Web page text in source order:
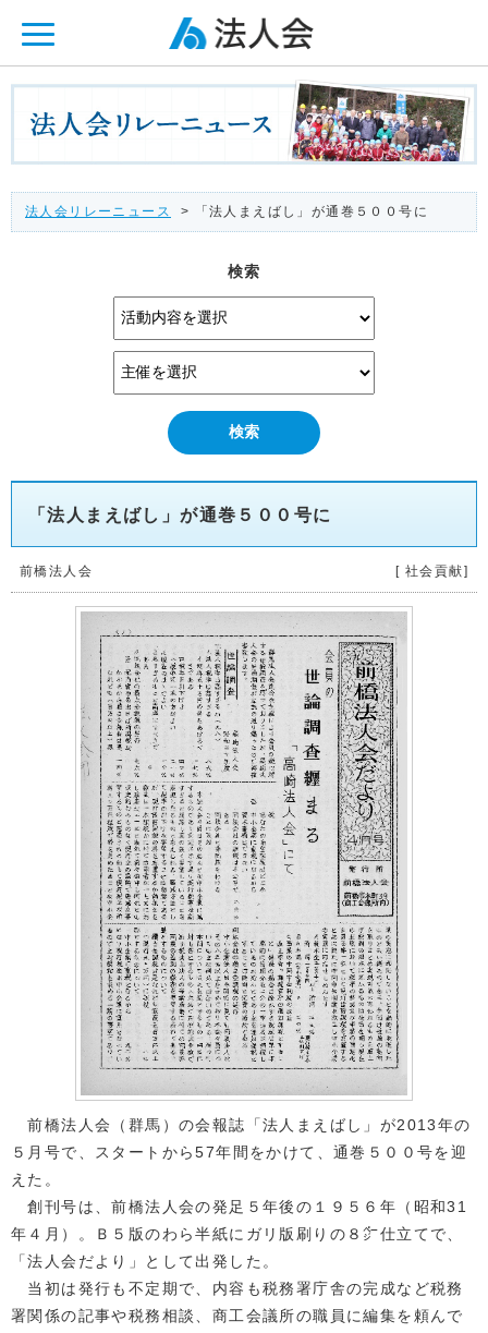
法人会リレーニュース > 「法人まえばし」が通巻５００号に
検索
「法人まえばし」が通巻５００号に
前橋法人会 [ 社会貢献]
前橋法人会（群馬）の会報誌「法人まえばし」が2013年の
５月号で、スタートから57年間をかけて、通巻５００号を迎
えた。
創刊号は、前橋法人会の発足５年後の１９５６年（昭和31
年４月）。Ｂ５版のわら半紙にガリ版刷りの８㌻仕立てで、
「法人会だより」として出発した。
当初は発行も不定期で、内容も税務署庁舎の完成など税務
署関係の記事や税務相談、商工会議所の職員に編集を頼んで